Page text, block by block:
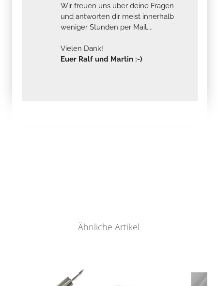
Wir freuen uns über deine Fragen
und antworten dir meist innerhalb
weniger Stunden per Mail....
Vielen Dank!
Euer Ralf und Martin :-)
Ähnliche Artikel